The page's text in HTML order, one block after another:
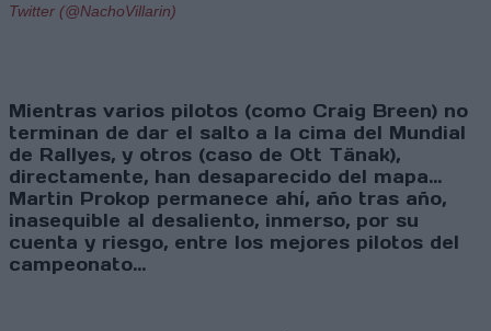
Twitter (@NachoVillarin)
Mientras varios pilotos (como Craig Breen) no
terminan de dar el salto a la cima del Mundial
de Rallyes, y otros (caso de Ott Tänak),
directamente, han desaparecido del mapa...
Martin Prokop permanece ahí, año tras año,
inasequible al desaliento, inmerso, por su
cuenta y riesgo, entre los mejores pilotos del
campeonato...